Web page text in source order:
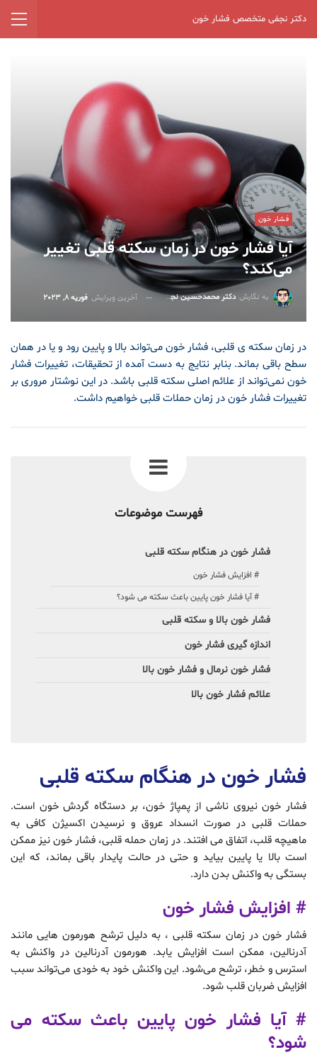
دکتر نجفی متخصص فشار خون
فشار خون
آیا فشار خون در زمان سکته قلبی تغییر
می‌کند؟
به نگارش دکتر محمدحسین نجفی آخرین ویرایش فوریه 8, 2023
در زمان سکته ی قلبی، فشار خون می‌تواند بالا و پایین رود و یا در همان
سطح باقی بماند. بنابر نتایج به دست آمده از تحقیقات، تغییرات فشار
خون نمی‌تواند از علائم اصلی سکته قلبی باشد. در این نوشتار مروری بر
تغییرات فشار خون در زمان حملات قلبی خواهیم داشت.
فهرست موضوعات
فشار خون در هنگام سکته قلبی
# افزایش فشار خون
# آیا فشار خون پایین باعث سکته می شود؟
فشار خون بالا و سکته قلبی
اندازه گیری فشار خون
فشار خون نرمال و فشار خون بالا
علائم فشار خون بالا
فشار خون در هنگام سکته قلبی
فشار خون نیروی ناشی از پمپاژ خون، بر دستگاه‌ گردش‌ خون‌ است.
حملات قلبی در صورت انسداد عروق و نرسیدن اکسیژن کافی به
ماهیچه قلب، اتفاق می افتند. در زمان حمله قلبی، فشار خون نیز ممکن
است بالا یا پایین بیاید و حتی در حالت پایدار باقی بماند، که این
بستگی به واکنش بدن دارد.
# افزایش فشار خون
فشار خون در زمان سکته قلبی ، به دلیل ترشح هورمون هایی مانند
آدرنالین، ممکن است افزایش یابد. هورمون آدرنالین در واکنش به
استرس و خطر، ترشح می‌شود. این واکنش خود به‌ خودی می‌تواند سبب
افزایش ضربان قلب شود.
# آیا فشار خون پایین باعث سکته می
شود؟